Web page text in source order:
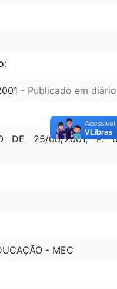
- Publicado em
DE 25/08/2001, P.
- MEC